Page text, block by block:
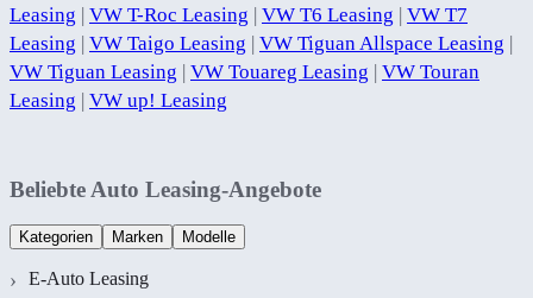
Leasing
VW T-Roc Leasing VW T6 Leasing
VW T7
Leasing
VW Taigo Leasing VW Tiguan Allspace Leasing
VW Tiguan Leasing
VW Touareg Leasing
VW Touran
Leasing
VW up! Leasing
Beliebte Auto Leasing-Angebote
Kategorien Marken Modelle
E-Auto Leasing